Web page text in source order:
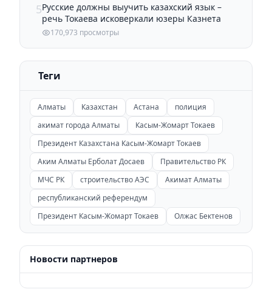
5Русские должны выучить казахский язык –
речь Токаева исковеркали юзеры Казнета
170,973 просмотры
Теги
Алматы Казахстан Астана
полиция
акимат города Алматы
Касым-Жомарт Токаев
Президент Казахстана Касым-Жомарт Токаев
Аким Алматы Ерболат Досаев
Правительство РК
МЧС РК
строительство АЭС
Акимат Алматы
республиканский референдум
Президент Касым-Жомарт Токаев
Олжас Бектенов
Новости партнеров